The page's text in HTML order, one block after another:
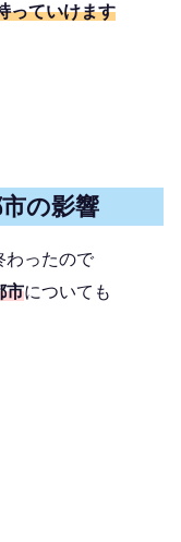
っていけます
の影響
わったので
市についても